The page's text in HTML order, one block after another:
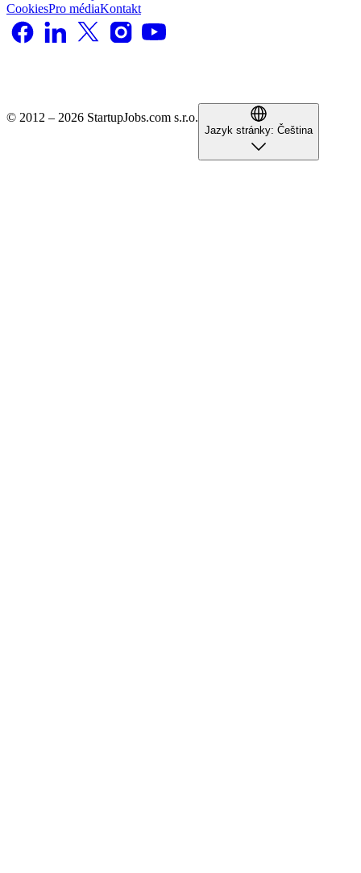
CookiesPro médiaKontakt
© 2012 – 2026 StartupJobs.com s.r.o.
Jazyk stránky: Čeština